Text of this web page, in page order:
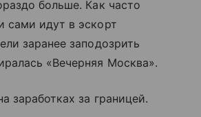
больше. Как часто
сами идут в эскорт
заранее заподозрить
«Вечерняя Москва».
заработках за границей.